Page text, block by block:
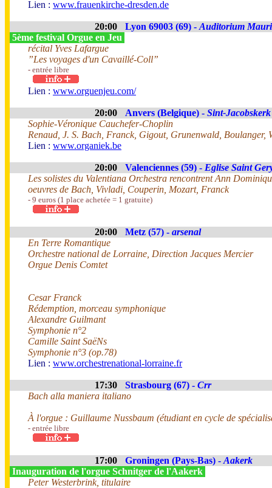
Lien : www.frauenkirche-dresden.de
20:00 Lyon 69003 (69) - Auditorium
5ème festival Orgue en Jeu
récital Yves Lafargue
”Les voyages d'un Cavaillé-Coll”
- entrée libre
Lien : www.orguenjeu.com/
20:00 Anvers (Belgique) - Sint-Jacobskerk
Sophie-Véronique Cauchefer-Choplin
Renaud, J. S. Bach, Franck, Gigout, Grunenwald, Boulanger,
Lien : www.organiek.be
20:00 Valenciennes (59) - Eglise Saint
Les solistes du Valentiana Orchestra rencontrent Ann
oeuvres de Bach, Vivladi, Couperin, Mozart, Franck
- 9 euros (1 place achetée = 1 gratuite)
20:00 Metz (57) - arsenal
En Terre Romantique
Orchestre national de Lorraine, Direction Jacques Mercier
Orgue Denis Comtet
Cesar Franck
Rédemption, morceau symphonique
Alexandre Guilmant
Symphonie n°2
Camille Saint SaëNs
Symphonie n°3 (op.78)
Lien : www.orchestrenational-lorraine.fr
17:30 Strasbourg (67) - Crr
Bach alla maniera italiano
À l'orgue : Guillaume Nussbaum (étudiant en cycle de
- entrée libre
17:00 Groningen (Pays-Bas) - Aakerk
Inauguration de l'orgue Schnitger de l'Aakerk
Peter Westerbrink, titulaire